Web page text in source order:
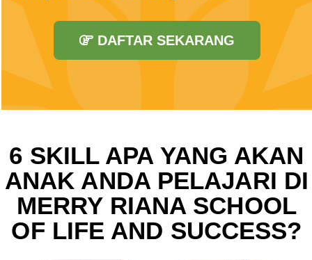
DAFTAR SEKARANG
6 SKILL APA YANG AKAN
ANAK ANDA PELAJARI DI
MERRY RIANA SCHOOL
OF LIFE AND SUCCESS?